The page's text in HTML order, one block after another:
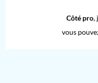
Côté pro,
vous